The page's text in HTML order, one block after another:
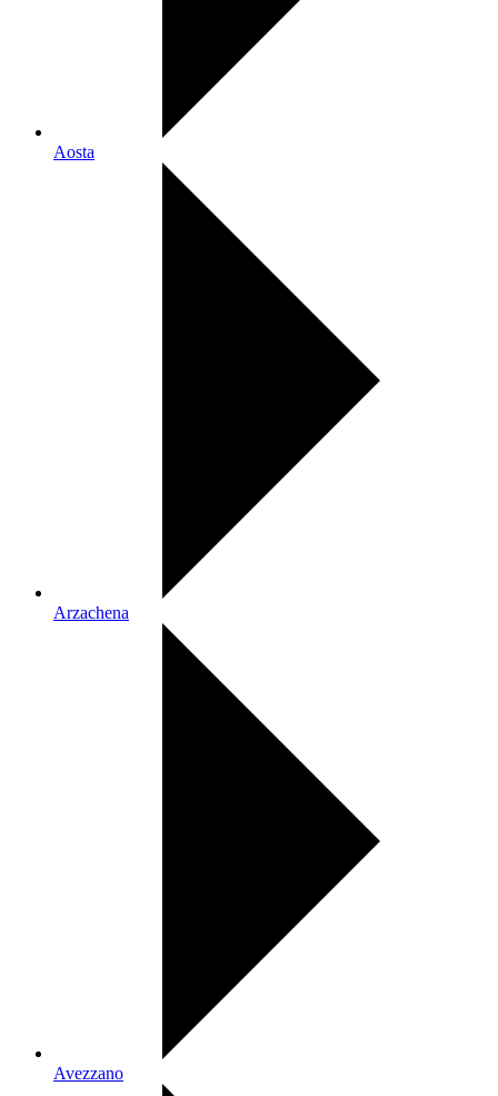
Aosta
Arzachena
Avezzano